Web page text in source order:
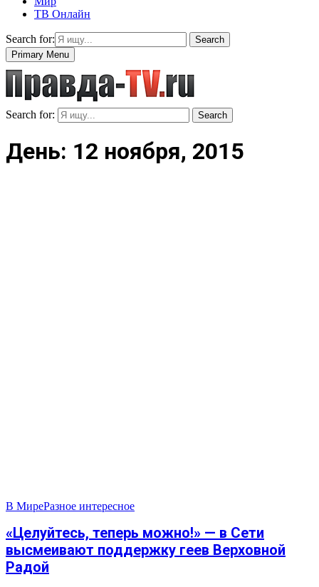
ТВ Онлайн
Search for:
Search
Primary Menu
Search for: Search
День: 12 ноября, 2015
В МиреРазное интересное
«Целуйтесь, теперь можно!» — в Сети
высмеивают поддержку геев Верховной
Радой